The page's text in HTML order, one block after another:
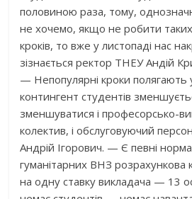
половиною раза, тому,
не хочемо, якщо не робити
кроків, то вже у листопаді нас
зізнається ректор ТНЕУ Андій
— Непопулярні кроки
контингент студентів
зменшуватися і професорсько-
колектив, і обслуговуючий
Андрій Ігорович. — Є певні
гуманітарних ВНЗ розрахункова
на одну ставку викладача — 13